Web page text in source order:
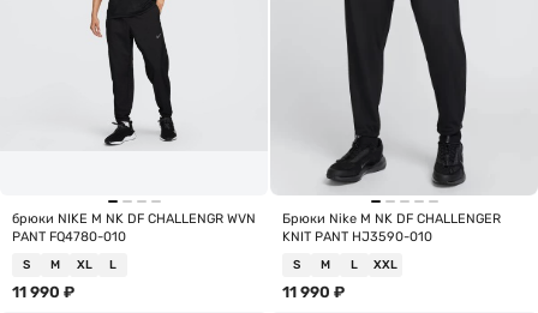
брюки NIKE M NK DF CHALLENGR WVN
PANT FQ4780-010
S M XL L
11 990 ₽
Брюки Nike M NK DF CHALLENGER
KNIT PANT HJ3590-010
S M L XXL
11 990 ₽